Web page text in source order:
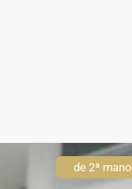
de 2ª mano